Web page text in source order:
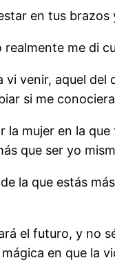
en tus
me di
vi venir, aquel
si me
la mujer en la
que ser yo
la que estás
el futuro, y no
en que la